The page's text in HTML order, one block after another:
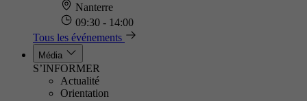
Nanterre
09:30 - 14:00
Tous les événements
Média
S’INFORMER
Actualité
Orientation